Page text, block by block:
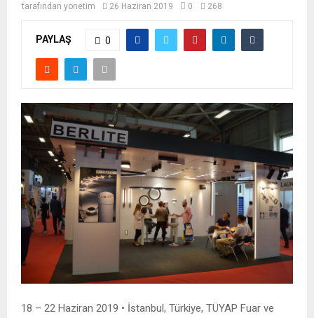
tarafından yonetim 26 Haziran 2019 0 268
PAYLAŞ 0
18 – 22 Haziran 2019 • İstanbul, Türkiye, TÜYAP Fuar ve